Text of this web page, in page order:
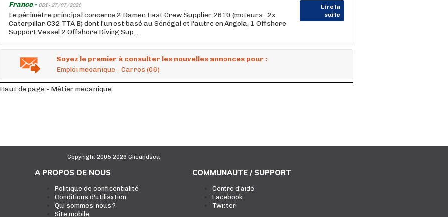
France - CDI - 27/07/2026
Lire la
suite
Le périmètre principal concerne 2 Damen Fast Crew Supplier 2610 (moteurs : 2x
Caterpillar C32 TTA B) dont l'un est basé au Sénégal et l'autre en Angola, 1 Offshore
Support Vessel 2 Offshore Diving Sup...
Soyez le premier à consulter les nouvelles annonces pour :
Emploi mecanique - Carros (06)
Haut de page - Métier mecanique
Copyright 2005-2026 Clicandsea
A PROPOS DE NOUS
Politique de confidentialité
Conditions d'utilisation
Qui sommes-nous ?
Site mobile
COMMUNAUTE / SUPPORT
Centre d'aide
Facebook
Twitter